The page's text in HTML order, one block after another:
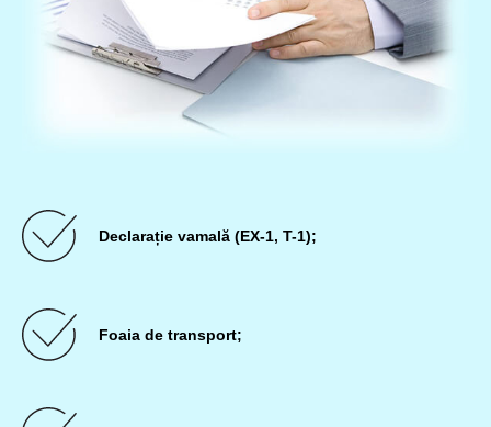
Declarație vamală (EX-1, T-1);
Foaia de transport;